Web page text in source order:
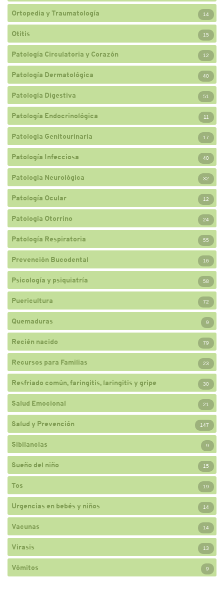
Ortopedia y Traumatología 14
Otitis 15
Patología Circulatoria y Corazón 12
Patología Dermatológica 40
Patología Digestiva 51
Patología Endocrinológica 11
Patología Genitourinaria 17
Patología Infecciosa 40
Patología Neurológica 32
Patología Ocular 12
Patología Otorrino 24
Patología Respiratoria 55
Prevención Bucodental 16
Psicología y psiquiatría 58
Puericultura 72
Quemaduras 9
Recién nacido 79
Recursos para Familias 23
Resfriado común, faringitis, laringitis y gripe 30
Salud Emocional 21
Salud y Prevención 147
Sibilancias 9
Sueño del niño 15
Tos 19
Urgencias en bebés y niños 14
Vacunas 14
Virasis 13
Vómitos 9